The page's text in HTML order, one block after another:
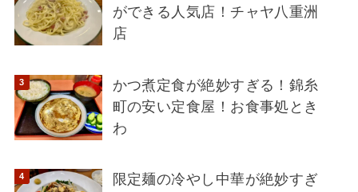
ができる人気店！チャヤ八重洲
店
かつ煮定食が絶妙すぎる！錦糸
町の安い定食屋！お食事処とき
わ
限定麺の冷やし中華が絶妙すぎ